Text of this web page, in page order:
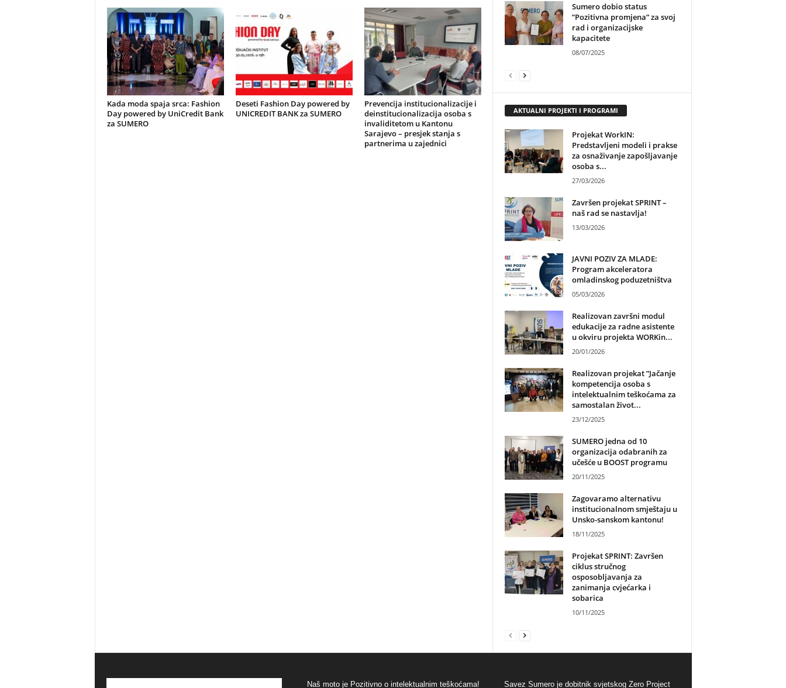
Kada moda spaja srca: Fashion
Day powered by UniCredit Bank
za SUMERO
Deseti Fashion Day powered by
UNICREDIT BANK za SUMERO
Prevencija institucionalizacije i
deinstitucionalizacija osoba s
invaliditetom u Kantonu
Sarajevo – presjek stanja s
partnerima u zajednici
Sumero dobio status
”Pozitivna promjena” za svoj
rad i organizacijske
kapacitete
08/07/2025
AKTUALNI PROJEKTI I PROGRAMI
Projekat WorkIN:
Predstavljeni modeli i prakse
za osnaživanje zapošljavanje
osoba s...
27/03/2026
Završen projekat SPRINT –
naš rad se nastavlja!
13/03/2026
JAVNI POZIV ZA MLADE:
Program akceleratora
omladinskog poduzetništva
05/03/2026
Realizovan završni modul
edukacije za radne asistente
u okviru projekta WORKin...
20/01/2026
Realizovan projekat ”Jačanje
kompetencija osoba s
intelektualnim teškoćama za
samostalan život...
23/12/2025
SUMERO jedna od 10
organizacija odabranih za
učešće u BOOST programu
20/11/2025
Zagovaramo alternativu
institucionalnom smještaju u
Unsko-sanskom kantonu!
18/11/2025
Projekat SPRINT: Završen
ciklus stručnog
osposobljavanja za
zanimanja cvjećarka i
sobarica
10/11/2025
Naš moto je Pozitivno o intelektualnim teškoćama! Savez Sumero je dobitnik svjetskog Zero Project